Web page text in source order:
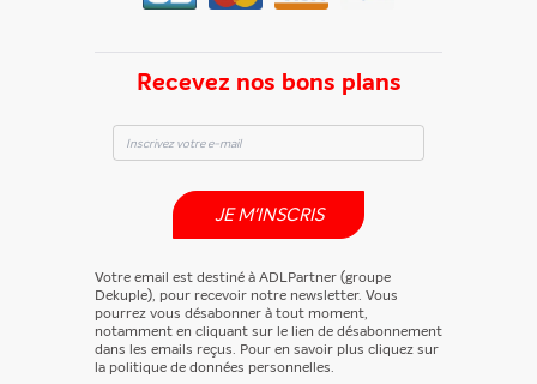
Recevez nos bons plans
JE M'INSCRIS
Votre email est destiné à ADLPartner (groupe
Dekuple), pour recevoir notre newsletter. Vous
pourrez vous désabonner à tout moment,
notamment en cliquant sur le lien de désabonnement
dans les emails reçus. Pour en savoir plus cliquez sur
la politique de données personnelles.